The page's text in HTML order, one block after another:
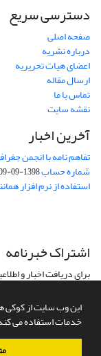
این وب سایت از کوکی
خدمات استفاده می
دسترسی سریع
صفحه اصلی
درباره نشریه
اعضای هیات تحریریه
ارسال مقاله
تماس با ما
نقشه سایت
آخرین اخبار
تفاهم نامه با انجمن
شماره حساب1398-09-09
استفاده از نرم افزار
اشتراک خبرنامه
برای دریافت اخبار و